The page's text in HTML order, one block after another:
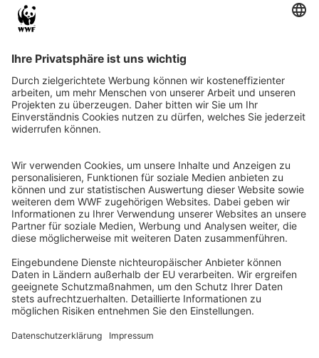
WWF Deutschland
Reinhardtstr. 18
10117 Berlin
Ihre Spende kann steuerlich geltend gemacht werden
Registriert als Stiftung WWF Deutschland, Senatsverwaltung für
Justiz Berlin, Az: 3416/976/2
Umsatzsteuer-Identifikationsnummer: DE 114236103
Freistellungsbescheid: Als gemeinnützige Körperschaft befreit
von der Körperschaftssteuer gem. §5 I 9 KStg. unter der
Steuernummer 27/641/09321